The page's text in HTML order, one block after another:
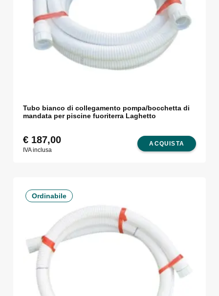
Tubo bianco di collegamento pompa/bocchetta di
mandata per piscine fuoriterra Laghetto
ACQUISTA
€187,00
IVA inclusa
Ordinabile